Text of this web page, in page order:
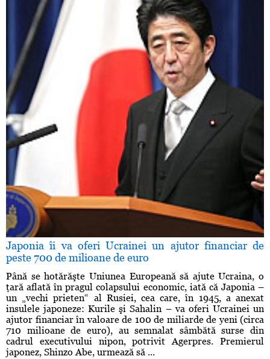
Japonia îi va oferi Ucrainei un ajutor financiar de
peste 700 de milioane de euro
Până se hotărăşte Uniunea Europeană să ajute Ucraina, o
ţară aflată în pragul colapsului economic, iată că Japonia –
un „vechi prieten“ al Rusiei, cea care, în 1945, a anexat
insulele japoneze: Kurile şi Sahalin – va oferi Ucrainei un
ajutor financiar în valoare de 100 de miliarde de yeni (circa
710 milioane de euro), au semnalat sâmbătă surse din
cadrul executivului nipon, potrivit Agerpres. Premierul
japonez, Shinzo Abe, urmează să ...